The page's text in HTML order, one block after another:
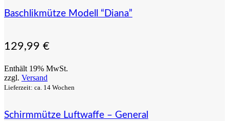
Baschlikmütze Modell “Diana”
129,99 €
Enthält 19% MwSt.
zzgl. Versand
Lieferzeit: ca. 14 Wochen
Schirmmütze Luftwaffe – General